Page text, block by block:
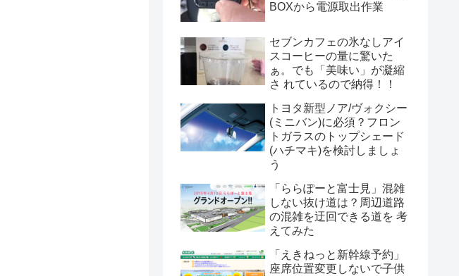
BOXから電源取出作業
セブンカフェの氷なしアイ
スコーヒーの量に驚いた
ぁ。でも「美味い」が凝縮
さ れているので納得！！
トヨタ新型ノア/ヴォクシー
(ミニバン)に必須？フロン
トガラスのトップシェード
(ハチマキ)を検討しましょ
う
「ららぽーと富士見」混雑
しない抜け道は？周辺道路
の混雑を迂回できる道を 考
えてみた
「えきねっと新幹線予約」
座席位置変更しないで子供